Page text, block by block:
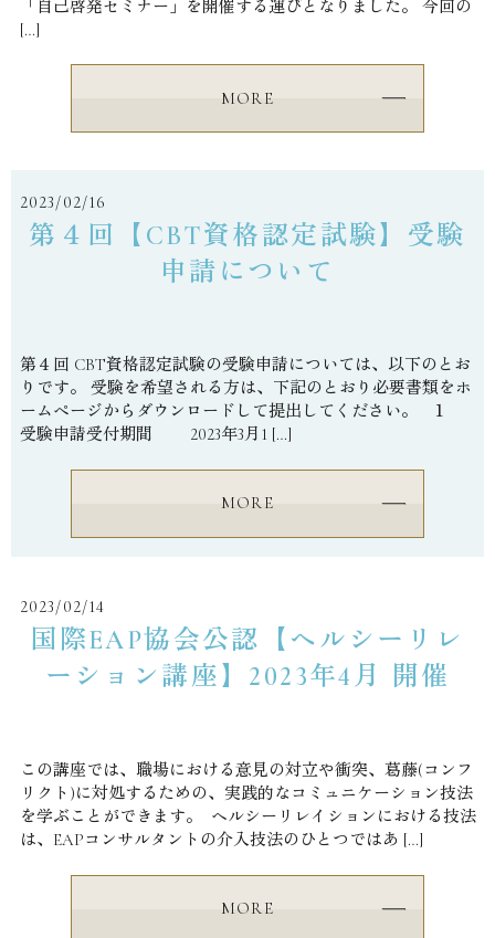
「自己啓発セミナー」を開催する運びとなりました。 今回の
[…]
MORE
2023/02/16
第４回【CBT資格認定試験】受験
申請について
第４回 CBT資格認定試験の受験申請については、以下のとお
りです。 受験を希望される方は、下記のとおり必要書類をホ
ームページからダウンロードして提出してください。 １
受験申請受付期間 2023年3月1 […]
MORE
2023/02/14
国際EAP協会公認【ヘルシーリレ
ーション講座】2023年4月 開催
この講座では、職場における意見の対立や衝突、葛藤(コンフ
リクト)に対処するための、実践的なコミュニケーション技法
を学ぶことができます。 ⁡ ヘルシーリレイションにおける技法
は、EAPコンサルタントの介入技法のひとつではあ […]
MORE